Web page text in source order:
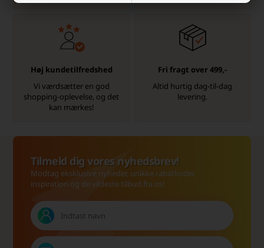
Høj kundetilfredshed
Vi værdsætter en god
shopping-oplevelse, og det
kan mærkes!
Fri fragt over 499,-
Altid hurtig dag-til-dag
levering.
Tilmeld dig vores nyhedsbrev!
Modtag eksklusive nyheder, unikke rabatkoder,
inspiration og de vildeste tilbud fra os!